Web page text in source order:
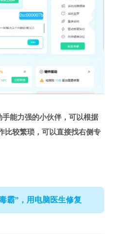
0xc000007b
能力强的小伙伴，可以根据
比较繁琐，可以直接找右侧专
霸”，用电脑医生修复